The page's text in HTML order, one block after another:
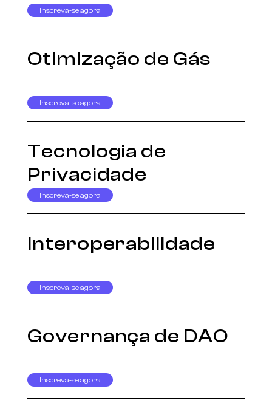
Inscreva-se agora
Otimização de Gás
Inscreva-se agora
Tecnologia de
Privacidade
Inscreva-se agora
Interoperabilidade
Inscreva-se agora
Governança de DAO
Inscreva-se agora